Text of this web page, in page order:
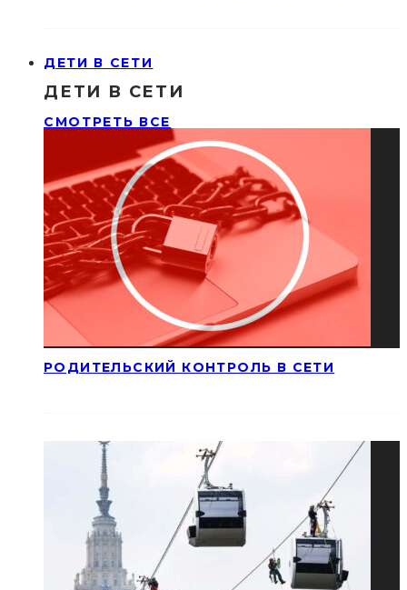
ДЕТИ В СЕТИ
ДЕТИ В СЕТИ
СМОТРЕТЬ ВСЕ
РОДИТЕЛЬСКИЙ КОНТРОЛЬ В СЕТИ